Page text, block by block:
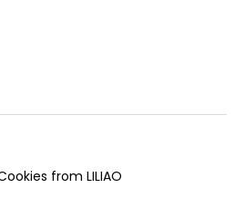
from LILIAO